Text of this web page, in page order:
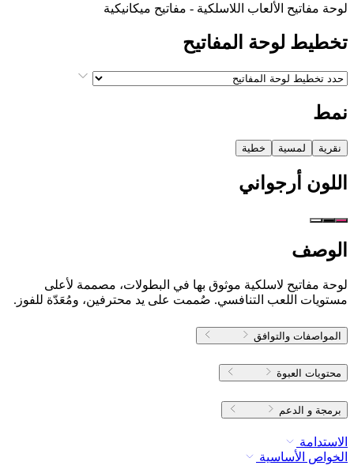
لوحة مفاتيح الألعاب اللاسلكية - مفاتيح ميكانيكية
تخطيط لوحة المفاتيح
نمط
نقرية لمسية خطية
اللون أرجواني
الوصف
لوحة مفاتيح لاسلكية موثوق بها في البطولات، مصممة لأعلى
مستويات اللعب التنافسي. صُممت على يد محترفين، ومُعَدّة للفوز.
المواصفات والتوافق
محتويات العبوة
برمجة و الدعم
الاستدامة
الخواص الأساسية